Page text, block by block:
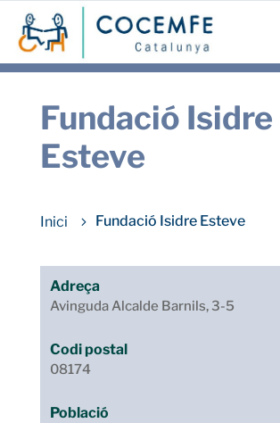
Fundació Isidre
Esteve
Fundació Isidre Esteve
Adreça
Avinguda Alcalde Barnils, 3-5
Codi postal
08174
Població